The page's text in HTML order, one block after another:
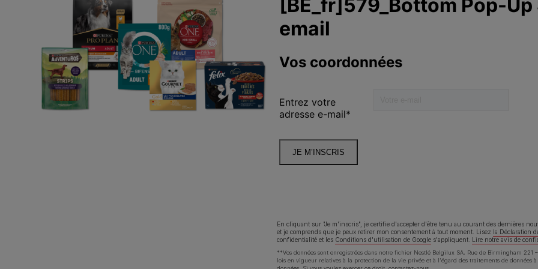
En cliquant sur "Je m'inscris", je certifie d'accepter d'être tenu au courant des dernières
et je comprends que je peux retirer mon consentement à tout moment. Lisez la Déclaration
confidentialité et les Conditions d'utilisation de Google s'appliquent. Lire notre avis de
**Vos données sont enregistrées dans notre fichier Nestlé Belgilux SA, Rue de Birmingham
lois en vigueur relatives à la protection de la vie privée et à l'égard des traitements de
Choisir mon animal
Alimentation chien
Alimentation chat
Prendre soin
Découvrez Purina
Nos engagements
Déclaration d'accessibilité